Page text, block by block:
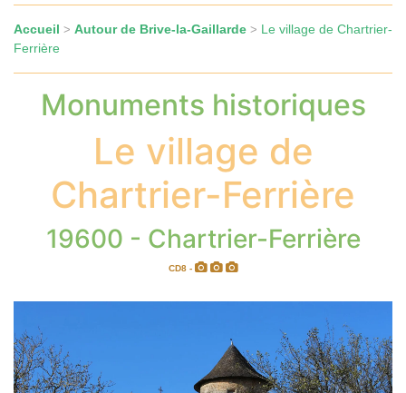
Accueil > Autour de Brive-la-Gaillarde > Le village de Chartrier-
Ferrière
Monuments historiques
Le village de
Chartrier-Ferrière
19600 - Chartrier-Ferrière
CD8 -